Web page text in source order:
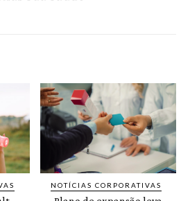
NOTÍCIAS CORPORATIVAS